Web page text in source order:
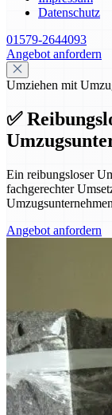
Datenschutz
01579-2644093
Angebot anfordern
Umziehen mit
✅
Ein reibungsloser
fachgerechter
Angebot anfordern